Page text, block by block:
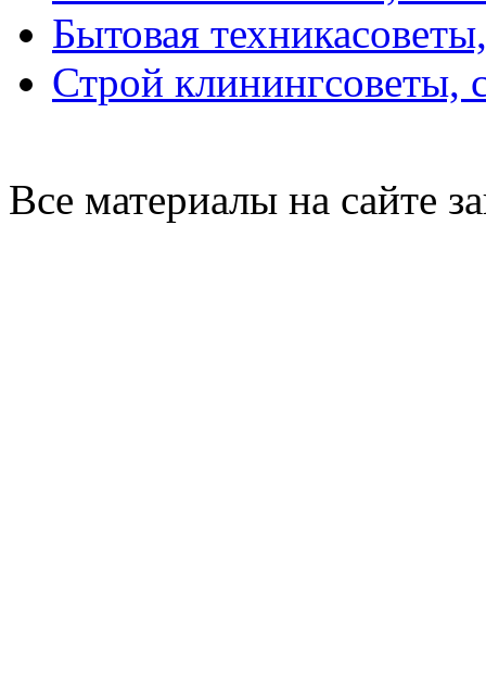
Бытовая техника
Строй клинингсоветы,
Все материалы на сайте